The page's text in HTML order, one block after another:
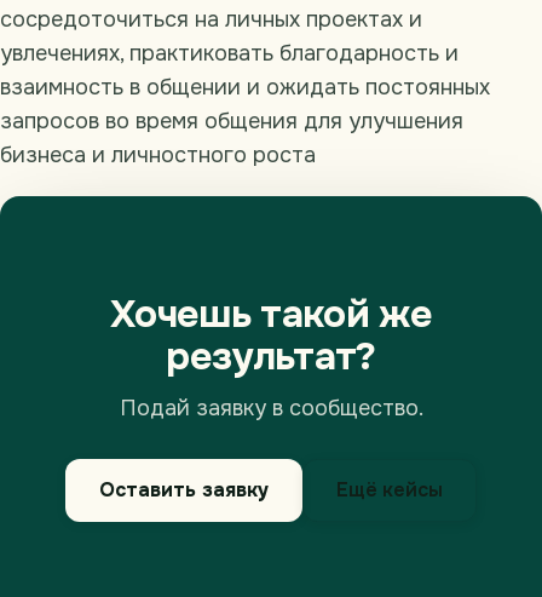
сосредоточиться на личных проектах и
увлечениях, практиковать благодарность и
взаимность в общении и ожидать постоянных
запросов во время общения для улучшения
бизнеса и личностного роста
Хочешь такой же
результат?
Подай заявку в сообщество.
Оставить заявку Ещё кейсы